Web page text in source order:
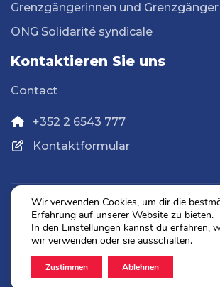
Grenzgängerinnen und Grenzgänger
ONG Solidarité syndicale
Kontaktieren Sie uns
Contact
+352 2 6543 777
Kontaktformular
Datenschutz
Impressum
2026 © OGBL. Alle Rechte
Wir verwenden Cookies, um dir die
Erfahrung auf unserer Website zu bieten.
In den Einstellungen kannst du erfahren,
wir verwenden oder sie ausschalten.
Zustimmen Ablehnen